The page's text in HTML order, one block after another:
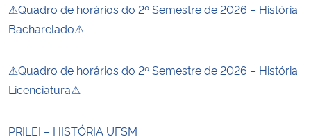
⚠Quadro de horários do 2º Semestre de 2026 – História
Bacharelado⚠
⚠Quadro de horários do 2º Semestre de 2026 – História
Licenciatura⚠
PRILEI – HISTÓRIA UFSM